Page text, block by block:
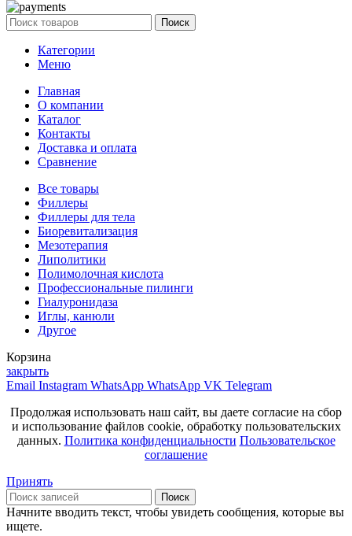
Поиск
Категории
Меню
Главная
О компании
Каталог
Контакты
Доставка и оплата
Сравнение
Все товары
Филлеры
Филлеры для тела
Биоревитализация
Мезотерапия
Липолитики
Полимолочная кислота
Профессиональные пилинги
Гиалуронидаза
Иглы, канюли
Другое
Корзина
закрыть
Email Instagram WhatsApp WhatsApp VK Telegram
Продолжая использовать наш сайт, вы даете согласие на сбор
и использование файлов cookie, обработку пользовательских
данных. Политика конфиденциальности Пользовательское
соглашение
Принять
Поиск
Начните вводить текст, чтобы увидеть сообщения, которые вы
ищете.